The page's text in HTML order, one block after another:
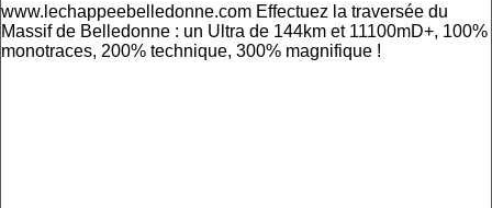
www.lechappeebelledonne.com Effectuez la traversée du
Massif de Belledonne : un Ultra de 144km et 11100mD+, 100%
monotraces, 200% technique, 300% magnifique !